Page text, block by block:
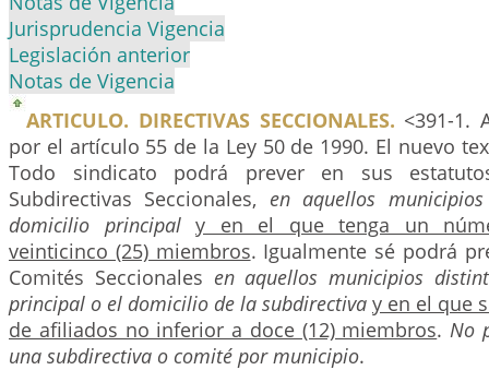
Jurisprudencia Vigencia
Legislación anterior
Notas de Vigencia
ARTICULO. DIRECTIVAS SECCIONALES. <391-1.
por el artículo 55 de la Ley 50 de 1990. El nuevo
Todo sindicato podrá prever en sus
Subdirectivas Seccionales, en aquellos
domicilio principal y en el que tenga un
veinticinco (25) miembros. Igualmente sé podrá
Comités Seccionales en aquellos municipios
principal o el domicilio de la subdirectiva y en el que
de afiliados no inferior a doce (12) miembros. No
una subdirectiva o comité por municipio.